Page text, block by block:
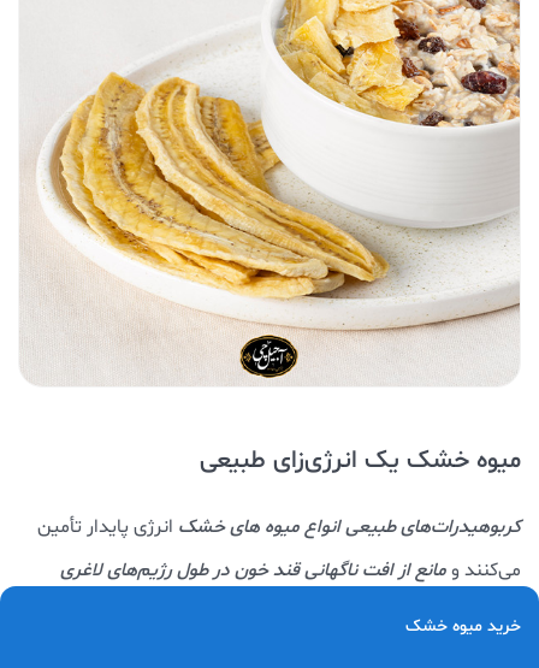
میوه خشک یک انرژی‌زای طبیعی
کربوهیدرات‌های طبیعی انواع میوه های خشک انرژی پایدار تأمین
می‌کنند ومانع از افت ناگهانی قند خون در طول رژیم‌های لاغری
می‌شوند.
خرید میوه خشک